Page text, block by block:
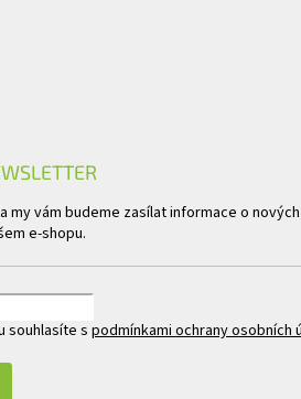
my vám budeme zasílat informace o nových
e-shopu.
souhlasíte spodmínkami ochrany osobních